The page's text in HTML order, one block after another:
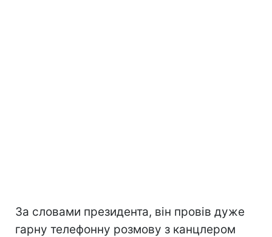
За словами президента, він провів дуже
гарну телефонну розмову з канцлером